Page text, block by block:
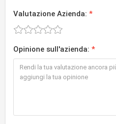
Valutazione Azienda:
Opinione sull'azienda: